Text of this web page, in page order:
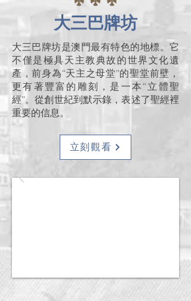
大三巴牌坊
大三巴牌坊是澳門最有特色的地標。它
不僅是極具天主教典故的世界文化遺
產，前身為“天主之母堂”的聖堂前壁，
更有著豐富的雕刻，是一本“立體聖
經”。從創世紀到默示錄，表述了聖經裡
重要的信息。
立刻觀看